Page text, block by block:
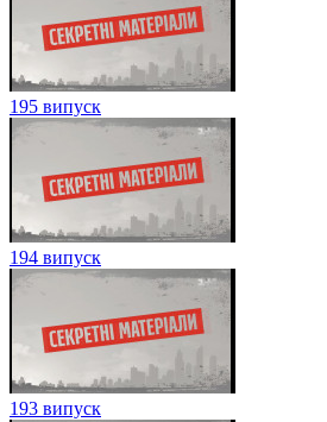
195 випуск
194 випуск
193 випуск